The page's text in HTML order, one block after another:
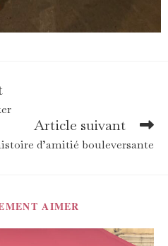
Article suivant
d’amitié bouleversante
AIMER